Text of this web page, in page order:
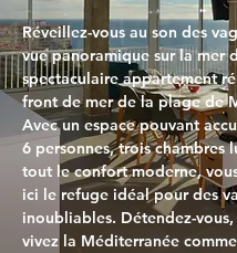
Réveillez-vous au son des
vue panoramique sur la mer
spectaculaire appartement
front de mer de la plage de
Avec un espace pouvant
6 personnes, trois chambres
tout le confort moderne,
ici le refuge idéal pour des
inoubliables. Détendez-
vivez la Méditerranée